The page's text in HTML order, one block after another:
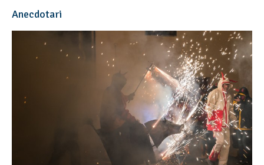
Anecdotari